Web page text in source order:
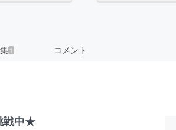
1 コメント
戦中★